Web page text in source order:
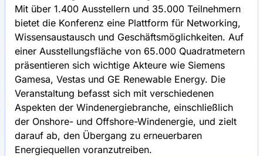
Mit über 1.400 Ausstellern und 35.000 Teilnehmern
bietet die Konferenz eine Plattform für Networking,
Wissensaustausch und Geschäftsmöglichkeiten. Auf
einer Ausstellungsfläche von 65.000 Quadratmetern
präsentieren sich wichtige Akteure wie Siemens
Gamesa, Vestas und GE Renewable Energy. Die
Veranstaltung befasst sich mit verschiedenen
Aspekten der Windenergiebranche, einschließlich
der Onshore- und Offshore-Windenergie, und zielt
darauf ab, den Übergang zu erneuerbaren
Energiequellen voranzutreiben.